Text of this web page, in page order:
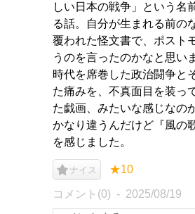
しい日本の戦争」という名
る話。自分が生まれる前の
覆われた怪文書で、ポスト
うのを言ったのかなと思い
時代を席巻した政治闘争と
た痛みを、不真面目を装っ
た戯画、みたいな感じなの
かなり違うんだけど『風の
を感じました。
ナイス ★10
コメント(0) 2025/08/19